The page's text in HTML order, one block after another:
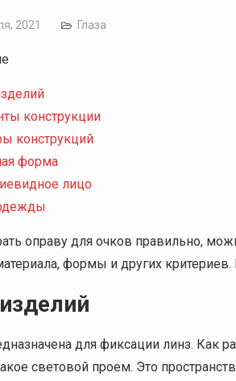
2021 Глаза
конструкции
конструкций
форма
лицо
оправу для очков правильно,
формы и других
для фиксации линз. Как
световой проем. Это